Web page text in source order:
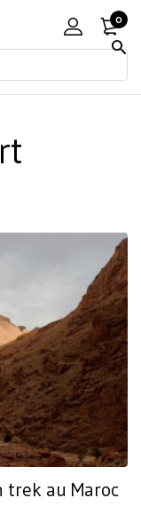
0
trek au Maroc